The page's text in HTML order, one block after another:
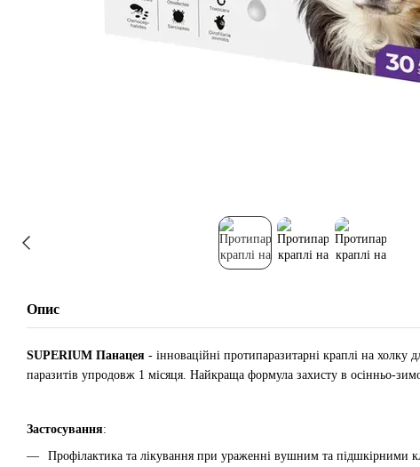
Опис
SUPERIUM Панацея - інноваційні протипаразитарні краплі на холку
паразитів упродовж 1 місяця. Найкраща формула захисту в осінньо-
Застосування:
Профілактика та лікування при ураженні вушним та підшкірними